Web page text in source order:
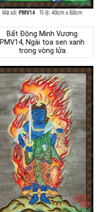
Bất Động Minh Vương
PMV14, Ngài tọa sen xanh
trong vòng lửa